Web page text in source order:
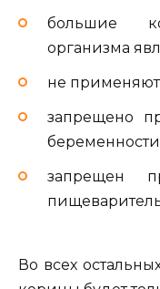
большие
организма
не
запрещено
запрещен
Во всех